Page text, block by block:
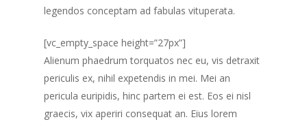
legendos conceptam ad fabulas vituperata.
[vc_empty_space height=”27px”]
Alienum phaedrum torquatos nec eu, vis detraxit
periculis ex, nihil expetendis in mei. Mei an
pericula euripidis, hinc partem ei est. Eos ei nisl
graecis, vix aperiri consequat an. Eius lorem